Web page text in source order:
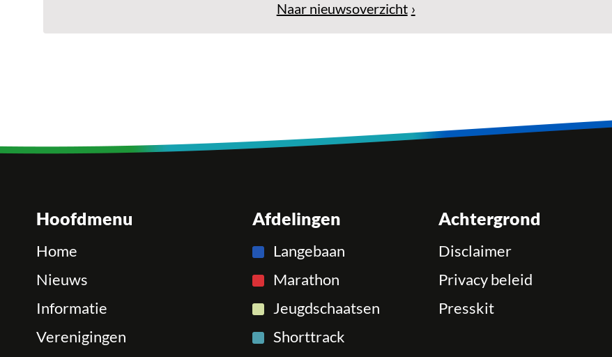
Naar nieuwsoverzicht
Hoofdmenu
Home
Nieuws
Informatie
Verenigingen
Afdelingen
Langebaan
Marathon
Jeugdschaatsen
Shorttrack
Achtergrond
Disclaimer
Privacy beleid
Presskit